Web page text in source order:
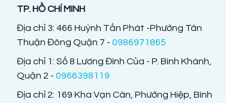
TP. HỒ CHÍ MINH
Địa chỉ 3: 466 Huỳnh Tấn Phát -Phường Tân
Thuận Đông Quận 7 - 0986971865
Địa chỉ 1: Số 8 Lương Đình Của - P. Bình Khánh,
Quận 2 - 0966398119
Địa chỉ 2: 169 Kha Vạn Cân, Phường Hiệp, Bình